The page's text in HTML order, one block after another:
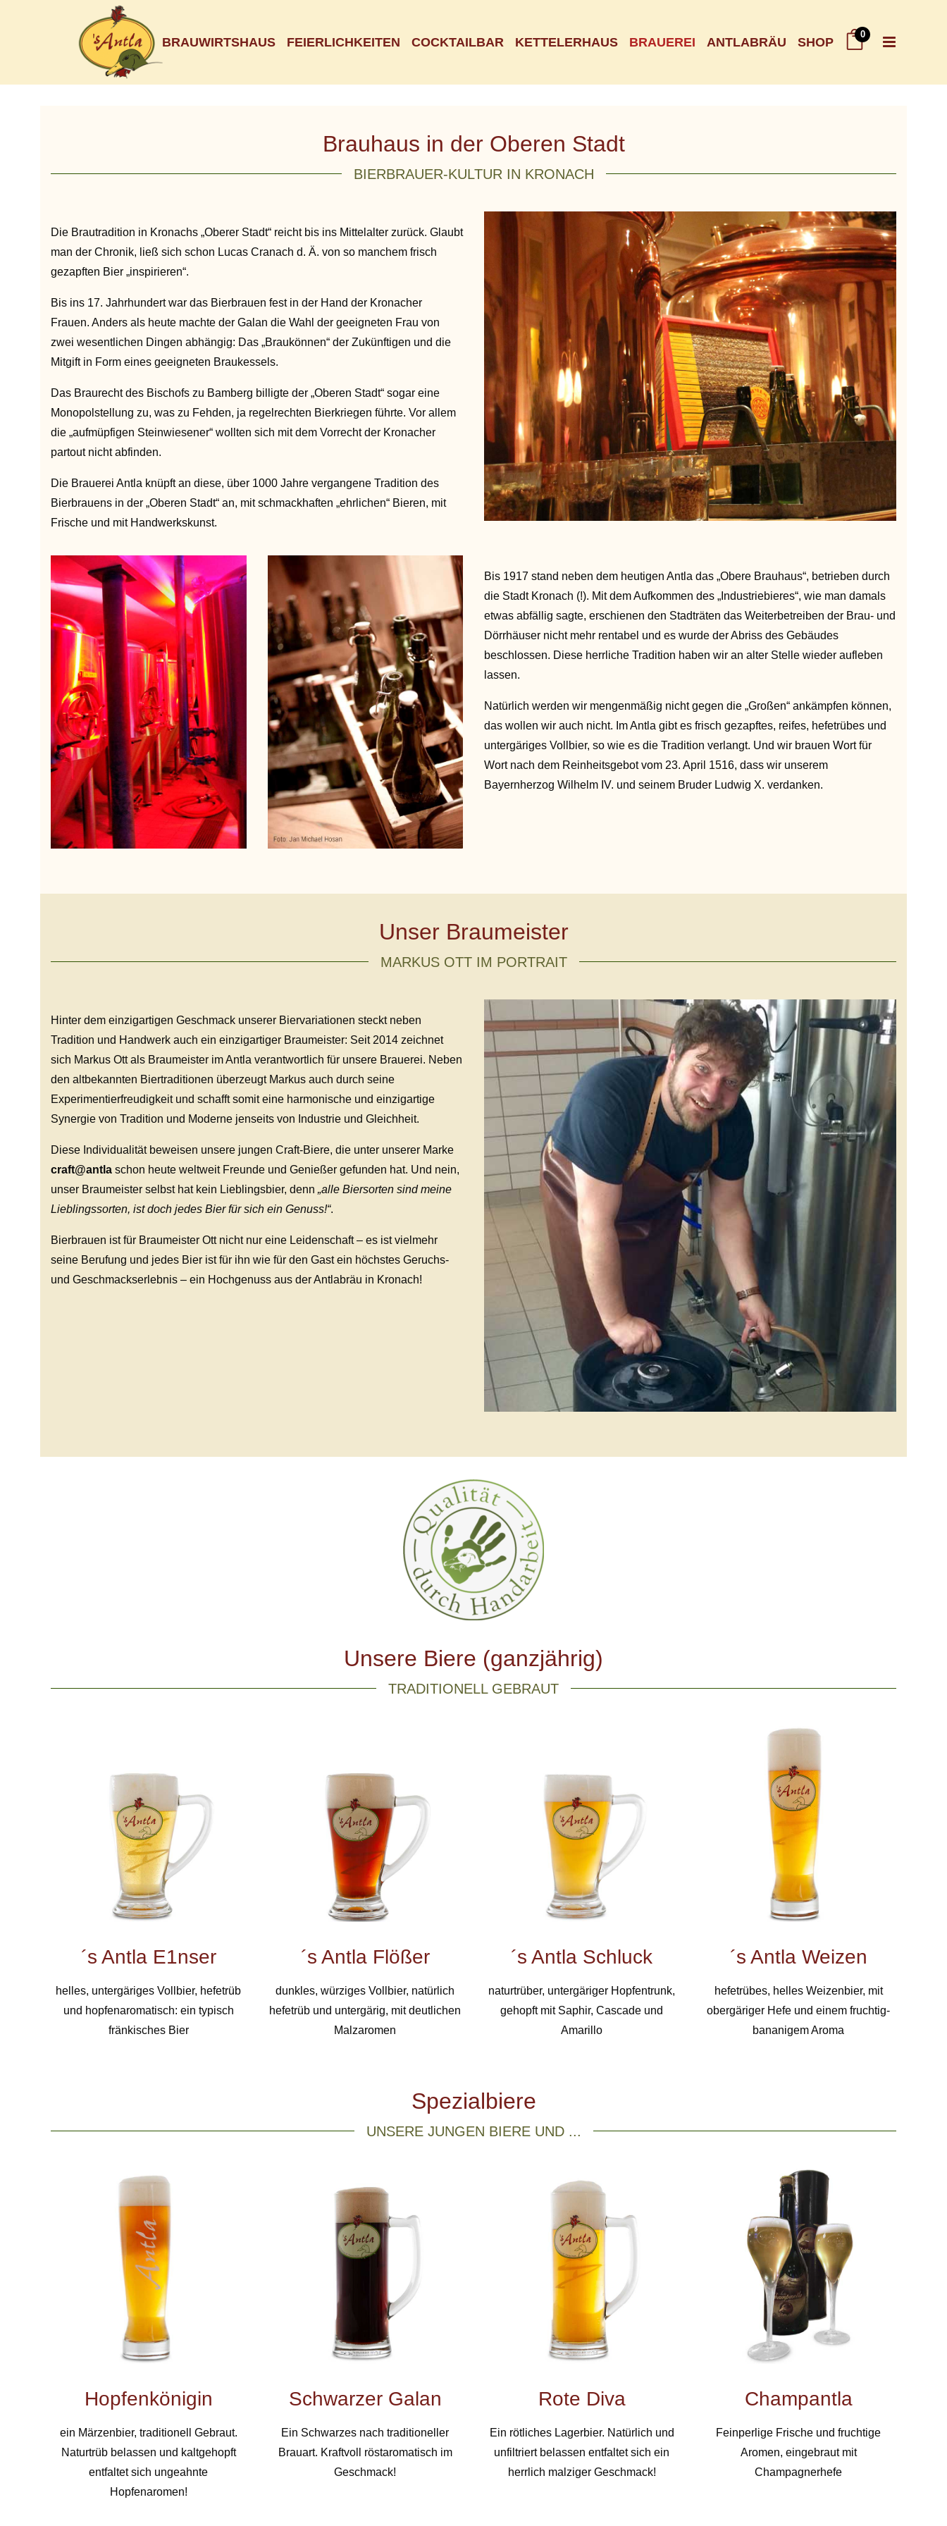
0
BRAUWIRTSHAUS FEIERLICHKEITEN COCKTAILBAR KETTELERHAUS BRAUEREI ANTLABRÄU SHOP
Brauhaus in der Oberen Stadt
BIERBRAUER-KULTUR IN KRONACH
Die Brautradition in Kronachs „Oberer Stadt“ reicht bis ins Mittelalter zurück. Glaubt
man der Chronik, ließ sich schon Lucas Cranach d. Ä. von so manchem frisch
gezapften Bier „inspirieren“.
Bis ins 17. Jahrhundert war das Bierbrauen fest in der Hand der Kronacher
Frauen. Anders als heute machte der Galan die Wahl der geeigneten Frau von
zwei wesentlichen Dingen abhängig: Das „Braukönnen“ der Zukünftigen und die
Mitgift in Form eines geeigneten Braukessels.
Das Braurecht des Bischofs zu Bamberg billigte der „Oberen Stadt“ sogar eine
Monopolstellung zu, was zu Fehden, ja regelrechten Bierkriegen führte. Vor allem
die „aufmüpfigen Steinwiesener“ wollten sich mit dem Vorrecht der Kronacher
partout nicht abfinden.
Die Brauerei Antla knüpft an diese, über 1000 Jahre vergangene Tradition des
Bierbrauens in der „Oberen Stadt“ an, mit schmackhaften „ehrlichen“ Bieren, mit
Frische und mit Handwerkskunst.
Bis 1917 stand neben dem heutigen Antla das „Obere Brauhaus“, betrieben durch
die Stadt Kronach (!). Mit dem Aufkommen des „Industriebieres“, wie man damals
etwas abfällig sagte, erschienen den Stadträten das Weiterbetreiben der Brau- und
Dörrhäuser nicht mehr rentabel und es wurde der Abriss des Gebäudes
beschlossen. Diese herrliche Tradition haben wir an alter Stelle wieder aufleben
lassen.
Natürlich werden wir mengenmäßig nicht gegen die „Großen“ ankämpfen können,
das wollen wir auch nicht. Im Antla gibt es frisch gezapftes, reifes, hefetrübes und
untergäriges Vollbier, so wie es die Tradition verlangt. Und wir brauen Wort für
Wort nach dem Reinheitsgebot vom 23. April 1516, dass wir unserem
Bayernherzog Wilhelm IV. und seinem Bruder Ludwig X. verdanken.
Unser Braumeister
MARKUS OTT IM PORTRAIT
Hinter dem einzigartigen Geschmack unserer Biervariationen steckt neben
Tradition und Handwerk auch ein einzigartiger Braumeister: Seit 2014 zeichnet
sich Markus Ott als Braumeister im Antla verantwortlich für unsere Brauerei. Neben
den altbekannten Biertraditionen überzeugt Markus auch durch seine
Experimentierfreudigkeit und schafft somit eine harmonische und einzigartige
Synergie von Tradition und Moderne jenseits von Industrie und Gleichheit.
Diese Individualität beweisen unsere jungen Craft-Biere, die unter unserer Marke
craft@antla schon heute weltweit Freunde und Genießer gefunden hat. Und nein,
unser Braumeister selbst hat kein Lieblingsbier, denn „alle Biersorten sind meine
Lieblingssorten, ist doch jedes Bier für sich ein Genuss!“.
Bierbrauen ist für Braumeister Ott nicht nur eine Leidenschaft – es ist vielmehr
seine Berufung und jedes Bier ist für ihn wie für den Gast ein höchstes Geruchs-
und Geschmackserlebnis – ein Hochgenuss aus der Antlabräu in Kronach!
Unsere Biere (ganzjährig)
TRADITIONELL GEBRAUT
´s Antla E1nser
helles, untergäriges Vollbier, hefetrüb
und hopfenaromatisch: ein typisch
fränkisches Bier
´s Antla Flößer
dunkles, würziges Vollbier, natürlich
hefetrüb und untergärig, mit deutlichen
Malzaromen
´s Antla Schluck
naturtrüber, untergäriger Hopfentrunk,
gehopft mit Saphir, Cascade und
Amarillo
´s Antla Weizen
hefetrübes, helles Weizenbier, mit
obergäriger Hefe und einem fruchtig-
bananigem Aroma
Spezialbiere
UNSERE JUNGEN BIERE UND ...
Hopfenkönigin
ein Märzenbier, traditionell Gebraut.
Naturtrüb belassen und kaltgehopft
entfaltet sich ungeahnte
Hopfenaromen!
Schwarzer Galan
Ein Schwarzes nach traditioneller
Brauart. Kraftvoll röstaromatisch im
Geschmack!
Rote Diva
Ein rötliches Lagerbier. Natürlich und
unfiltriert belassen entfaltet sich ein
herrlich malziger Geschmack!
Champantla
Feinperlige Frische und fruchtige
Aromen, eingebraut mit
Champagnerhefe